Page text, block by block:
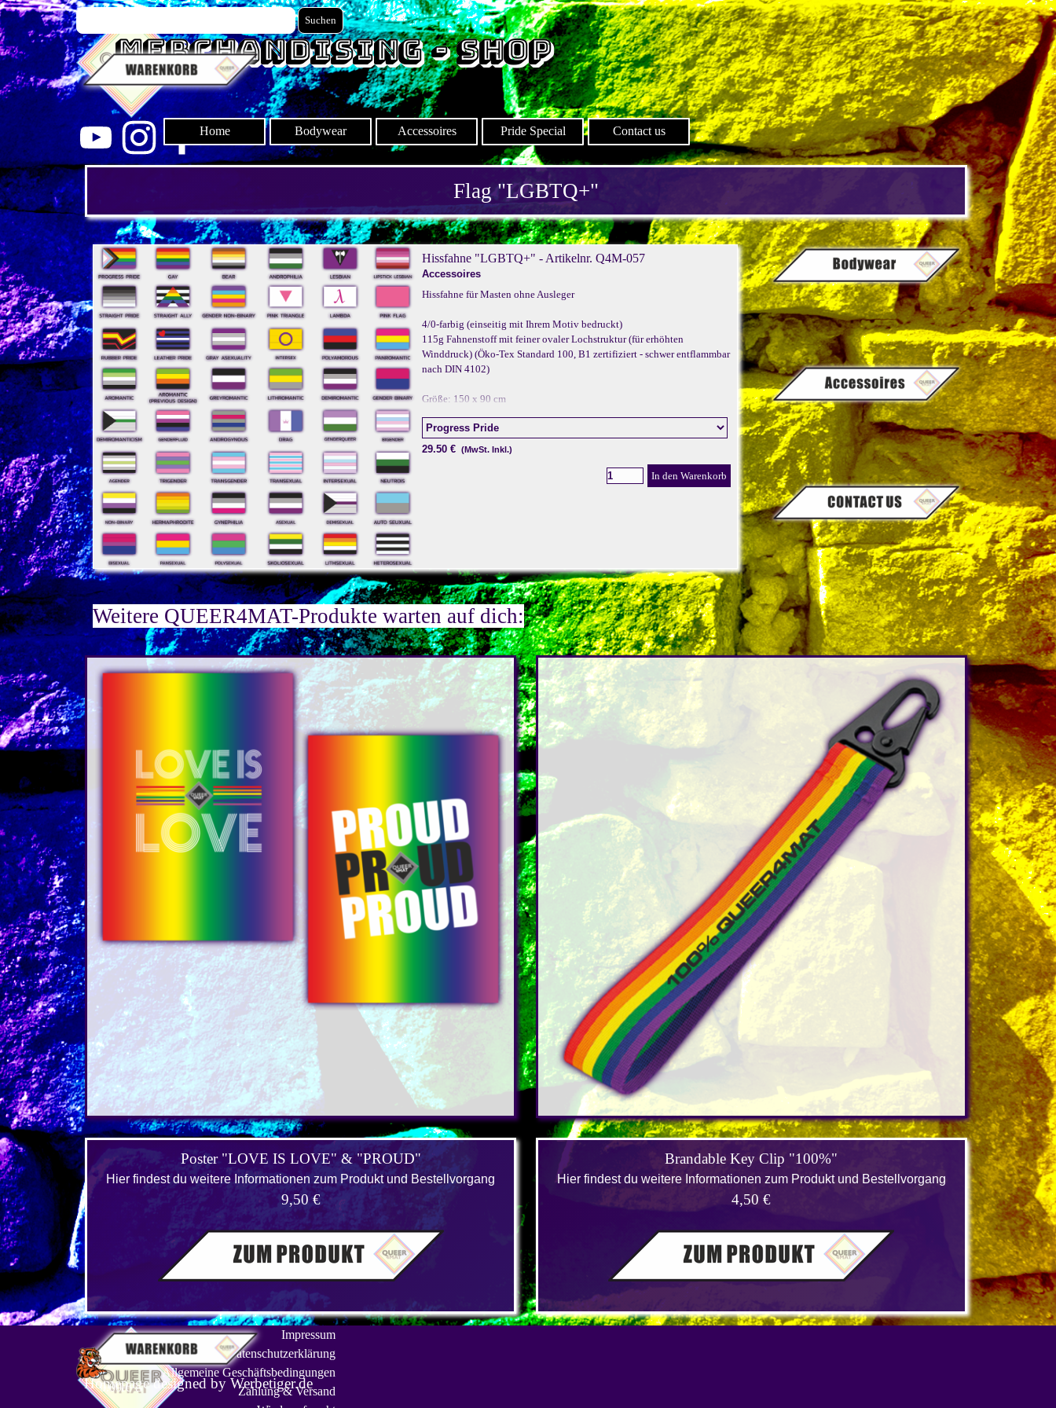
Direkt zum Seiteninhalt
Suchen
Merchandising - SHOP
0.00 €
Menü überspringen
Home Bodywear Accessoires Pride Special Contact us
Flag"LGBTQ+"
Hissfahne "LGBTQ+" - Artikelnr. Q4M-057
Accessoires
Hissfahne für Masten ohne Ausleger
4/0-farbig (einseitig mit Ihrem Motiv bedruckt)
115g Fahnenstoff mit feiner ovaler Lochstruktur (für erhöhten
Winddruck) (Öko-Tex Standard 100, B1 zertifiziert - schwer entflammbar
nach DIN 4102)
Größe: 150 x 90 cm
29.50 € (MwSt. Inkl.)
In den Warenkorb
Weitere QUEER4MAT-Produkte warten auf dich:
Poster "LOVE IS LOVE" & "PROUD"
Hier findest du weitere Informationen zum Produkt und Bestellvorgang
9,50 €
Brandable Key Clip "100%"
Hier findest du weitere Informationen zum Produkt und Bestellvorgang
4,50 €
Impressum
Datenschutzerklärung
Allgemeine Geschäftsbedingungen
Zahlung & Versand
Homepage designed by Werbetiger.de
0.00 €